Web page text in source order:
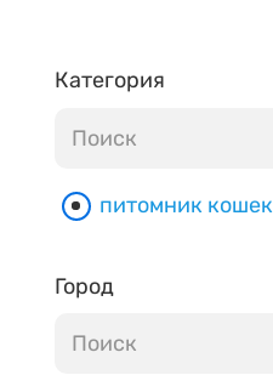
Категория
питомник кошек
Город